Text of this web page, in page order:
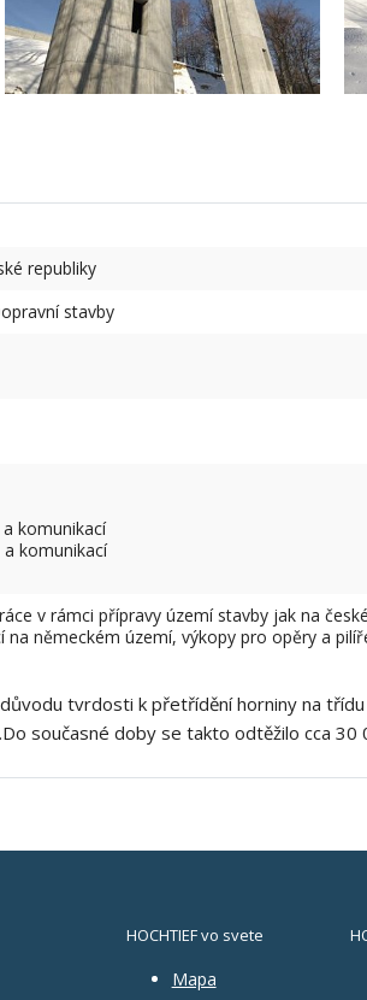
republiky
stavby
komunikací
komunikací
v rámci přípravy území stavby jak na
na německém území, výkopy pro opěry a
tvrdosti k přetřídění horniny na
současné doby se takto odtěžilo cca 30
HOCHTIEF vo svete
Mapa